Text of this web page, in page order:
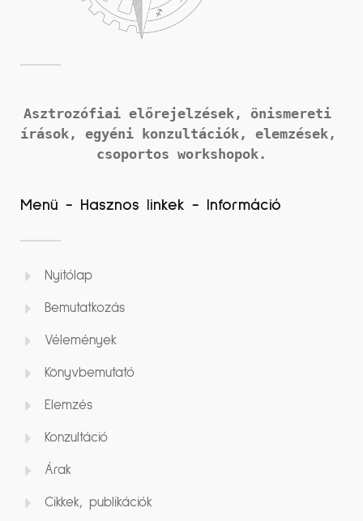
Asztrozófiai előrejelzések, önismereti
írások,
csoportos workshopok.
Menü - Hasznos linkek - Információ
Nyitólap
Bemutatkozás
Vélemények
Könyvbemutató
Elemzés
Konzultáció
Árak
Cikkek, publikációk